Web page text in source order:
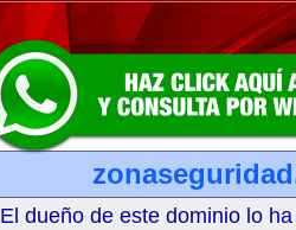
El dueño de este dominio lo